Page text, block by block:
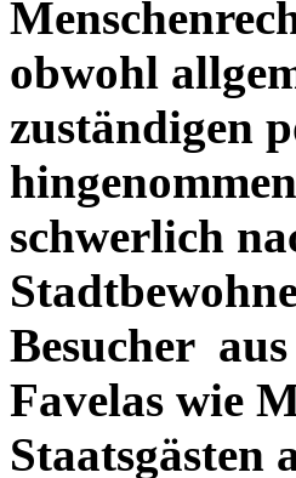
obwohl
zuständigen
schwerlich
Besucher
Favelas wie
Staatsgästen